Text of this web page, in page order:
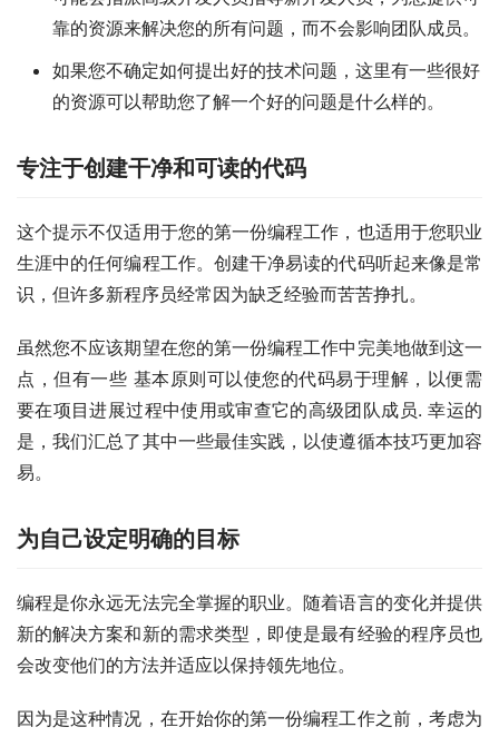
靠的资源来解决您的所有问题，而不会影响团队成员。
如果您不确定如何提出好的技术问题，这里有一些很好
的资源可以帮助您了解一个好的问题是什么样的。
专注于创建干净和可读的代码
这个提示不仅适用于您的第一份编程工作，也适用于您职业
生涯中的任何编程工作。创建干净易读的代码听起来像是常
识，但许多新程序员经常因为缺乏经验而苦苦挣扎。
虽然您不应该期望在您的第一份编程工作中完美地做到这一
点，但有一些 基本原则可以使您的代码易于理解，以便需
要在项目进展过程中使用或审查它的高级团队成员. 幸运的
是，我们汇总了其中一些最佳实践，以使遵循本技巧更加容
易。
为自己设定明确的目标
编程是你永远无法完全掌握的职业。随着语言的变化并提供
新的解决方案和新的需求类型，即使是最有经验的程序员也
会改变他们的方法并适应以保持领先地位。
因为是这种情况，在开始你的第一份编程工作之前，考虑为